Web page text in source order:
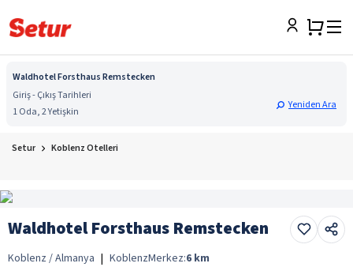
Waldhotel Forsthaus Remstecken
Giriş - Çıkış Tarihleri
1 Oda, 2 Yetişkin
Yeniden Ara
Setur Koblenz Otelleri
Waldhotel Forsthaus Remstecken
Koblenz / Almanya | KoblenzMerkez:6 km